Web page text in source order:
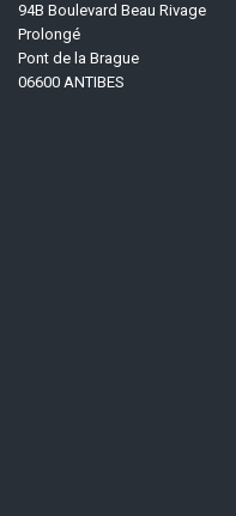
94B Boulevard Beau Rivage
Prolongé
Pont de la Brague
06600 ANTIBES